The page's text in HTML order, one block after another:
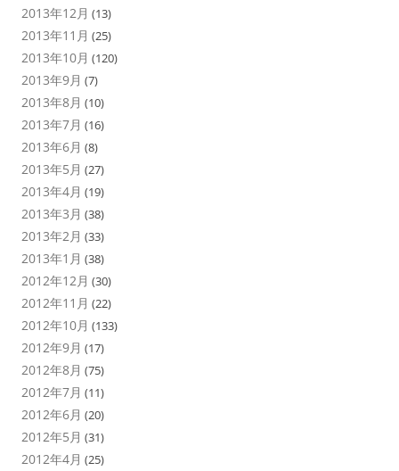
2013年12月 (13)
2013年11月 (25)
2013年10月 (120)
2013年9月 (7)
2013年8月 (10)
2013年7月 (16)
2013年6月 (8)
2013年5月 (27)
2013年4月 (19)
2013年3月 (38)
2013年2月 (33)
2013年1月 (38)
2012年12月 (30)
2012年11月 (22)
2012年10月 (133)
2012年9月 (17)
2012年8月 (75)
2012年7月 (11)
2012年6月 (20)
2012年5月 (31)
2012年4月 (25)